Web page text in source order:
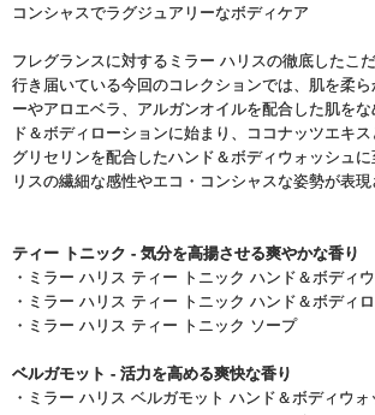
コンシャスでラグジュアリーなボディケア
フレグランスに対するミラー ハリスの徹底したこ
行き届いている今回のコレクションでは、肌を柔
ーやアロエベラ、アルガンオイルを配合した肌を
ド＆ボディローションに始まり、ココナッツエキ
グリセリンを配合したハンド＆ボディウォッシュ
リスの繊細な感性やエコ・コンシャスな姿勢が表現
ティー トニック - 気分を高揚させる爽やかな香り
・ ミラー ハリス ティー トニック ハンド＆ボディ
・ ミラー ハリス ティー トニック ハンド＆ボディ
・ ミラー ハリス ティー トニック ソープ
ベルガモット - 活力を高める爽快な香り
・ ミラー ハリス ベルガモット ハンド＆ボディウォ